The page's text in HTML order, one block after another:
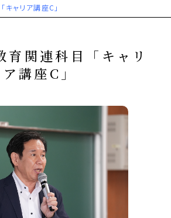
キャリア講座C」
育関連科目「キャリ
ア講座C」